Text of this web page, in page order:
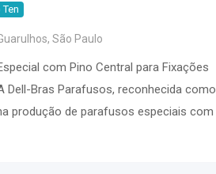
Ten
, São Paulo
com Pino Central para Fixações
Dell-Bras Parafusos, reconhecida como
produção de parafusos especiais com